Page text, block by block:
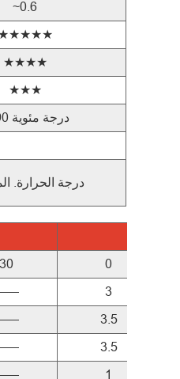
~0.6
★★★★
★★★
≥190 درجة مئوية
درجة الحرارة.
30 0
3
3.5
3.5
1